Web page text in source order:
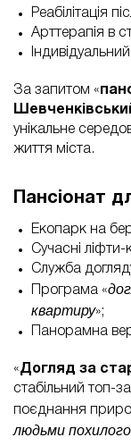
Реабілітація
Арттерапія в
За запитом «
унікальне
життя міста.
Пансіонат
Екопарк на
Сучасні
Служба
Програма «
квартиру»;
Панорамна
«Догляд за
стабільний топ-
поєднання
людьми похилого